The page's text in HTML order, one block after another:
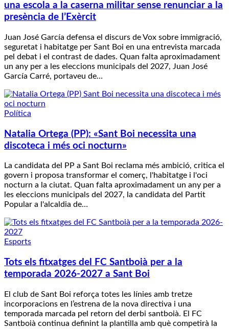
una escola a la caserna militar sense renunciar a la
presència de l’Exèrcit
Juan José García defensa el discurs de Vox sobre immigració,
seguretat i habitatge per Sant Boi en una entrevista marcada
pel debat i el contrast de dades. Quan falta aproximadament
un any per a les eleccions municipals del 2027, Juan José
García Carré, portaveu de…
Política
Natalia Ortega (PP): «Sant Boi necessita una
discoteca i més oci nocturn»
La candidata del PP a Sant Boi reclama més ambició, critica el
govern i proposa transformar el comerç, l'habitatge i l'oci
nocturn a la ciutat. Quan falta aproximadament un any per a
les eleccions municipals del 2027, la candidata del Partit
Popular a l'alcaldia de…
Esports
Tots els fitxatges del FC Santboià per a la
temporada 2026-2027 a Sant Boi
El club de Sant Boi reforça totes les línies amb tretze
incorporacions en l’estrena de la nova directiva i una
temporada marcada pel retorn del derbi santboià. El FC
Santboià continua definint la plantilla amb què competirà la